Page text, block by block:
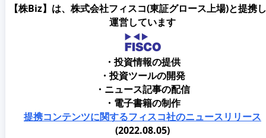
【株Biz】は、株式会社フィスコ(東証グロース上場)と提携
運営しています
・投資情報の提供
・投資ツールの開発
・ニュース記事の配信
・電子書籍の制作
提携コンテンツに関するフィスコ社のニュースリリース
(2022.08.05)